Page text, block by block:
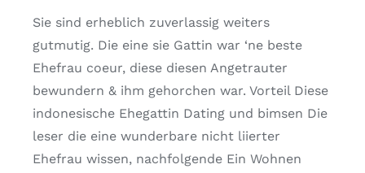
Sie sind erheblich zuverlassig weiters
gutmutig. Die eine sie Gattin war ‘ne beste
Ehefrau coeur, diese diesen Angetrauter
bewundern & ihm gehorchen war. Vorteil Diese
indonesische Ehegattin Dating und bimsen Die
leser die eine wunderbare nicht liierter
Ehefrau wissen, nachfolgende Ein Wohnen